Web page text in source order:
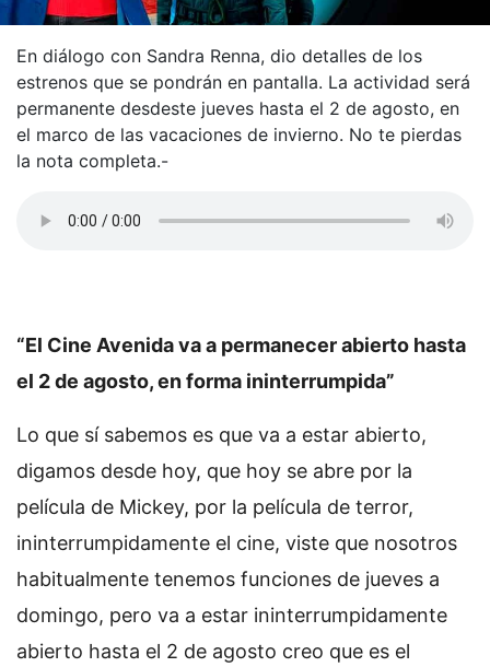
En diálogo con Sandra Renna, dio detalles de los
estrenos que se pondrán en pantalla. La actividad será
permanente desdeste jueves hasta el 2 de agosto, en
el marco de las vacaciones de invierno. No te pierdas
la nota completa.-
“El Cine Avenida va a permanecer abierto hasta
el 2 de agosto, en forma ininterrumpida”
Lo que sí sabemos es que va a estar abierto,
digamos desde hoy, que hoy se abre por la
película de Mickey, por la película de terror,
ininterrumpidamente el cine, viste que nosotros
habitualmente tenemos funciones de jueves a
domingo, pero va a estar ininterrumpidamente
abierto hasta el 2 de agosto creo que es el